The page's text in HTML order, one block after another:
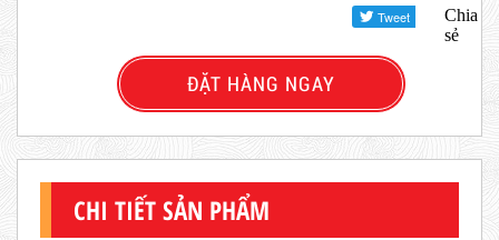
Chia
sẻ
ĐẶT HÀNG NGAY
CHI TIẾT SẢN PHẨM